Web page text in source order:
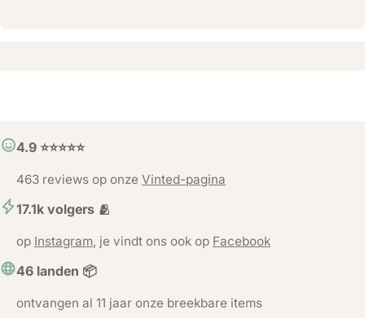
4.9 ⭐️⭐️⭐️⭐️⭐️
463 reviews op onze Vinted-pagina
17.1k volgers 🫂
op Instagram, je vindt ons ook op Facebook
46 landen 📦
ontvangen al 11 jaar onze breekbare items